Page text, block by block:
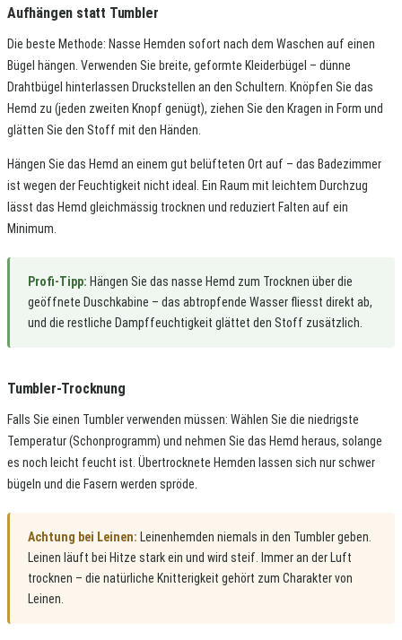
Aufhängen statt Tumbler
Die beste Methode: Nasse Hemden sofort nach dem Waschen auf einen
Bügel hängen. Verwenden Sie breite, geformte Kleiderbügel – dünne
Drahtbügel hinterlassen Druckstellen an den Schultern. Knöpfen Sie das
Hemd zu (jeden zweiten Knopf genügt), ziehen Sie den Kragen in Form und
glätten Sie den Stoff mit den Händen.
Hängen Sie das Hemd an einem gut belüfteten Ort auf – das Badezimmer
ist wegen der Feuchtigkeit nicht ideal. Ein Raum mit leichtem Durchzug
lässt das Hemd gleichmässig trocknen und reduziert Falten auf ein
Minimum.
Profi-Tipp: Hängen Sie das nasse Hemd zum Trocknen über die
geöffnete Duschkabine – das abtropfende Wasser fliesst direkt ab,
und die restliche Dampffeuchtigkeit glättet den Stoff zusätzlich.
Tumbler-Trocknung
Falls Sie einen Tumbler verwenden müssen: Wählen Sie die niedrigste
Temperatur (Schonprogramm) und nehmen Sie das Hemd heraus, solange
es noch leicht feucht ist. Übertrocknete Hemden lassen sich nur schwer
bügeln und die Fasern werden spröde.
Achtung bei Leinen: Leinenhemden niemals in den Tumbler geben.
Leinen läuft bei Hitze stark ein und wird steif. Immer an der Luft
trocknen – die natürliche Knitterigkeit gehört zum Charakter von
Leinen.